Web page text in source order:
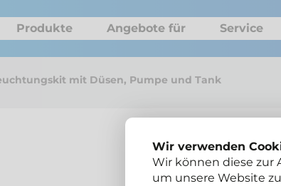
Produkte Angebote für Service
mit Düsen, Pumpe und Tank
Wir verwenden
Wir können diese zur
um unsere Website